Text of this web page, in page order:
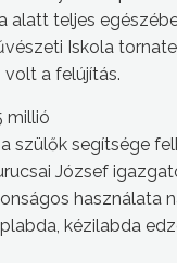
alatt teljes
Iskola
a felújítás.
millió
a szülők segítsége
József
használata
kézilabda